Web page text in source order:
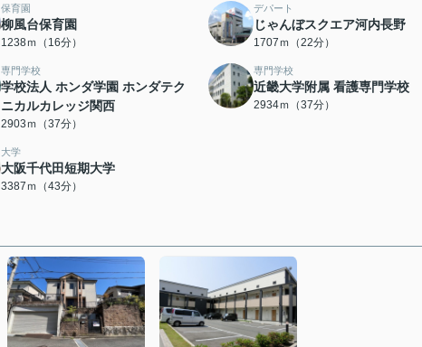
保育園
柳風台保育園
1238ｍ（16分）
デパート
じゃんぼスクエア河内長野
1707ｍ（22分）
専門学校
学校法人 ホンダ学園 ホンダテク
ニカルカレッジ関西
2903ｍ（37分）
専門学校
近畿大学附属 看護専門学校
2934ｍ（37分）
大学
大阪千代田短期大学
3387ｍ（43分）